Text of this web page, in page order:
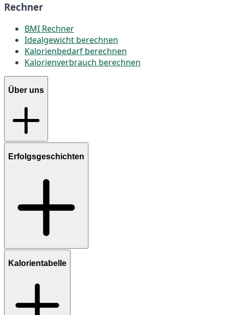
Rechner
BMI Rechner
Idealgewicht berechnen
Kalorienbedarf berechnen
Kalorienverbrauch berechnen
Über uns
Erfolgsgeschichten
Kalorientabelle